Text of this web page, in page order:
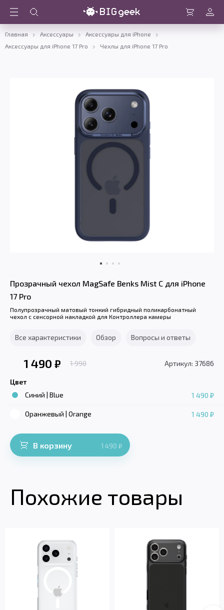
Войти
Главная Аксессуары
Аксессуары для iPhone
Аксессуары для iPhone 17 Pro
Чехлы для iPhone 17 Pro
Прозрачный чехол MagSafe Benks Mist C для iPhone
17 Pro
Полупрозрачный матовый тонкий гибридный поликарбонатный
чехол с сенсорной накладкой для Контроллера камеры
Все характеристики Обзор Вопросы и ответы
1 490 ₽ 1 990 Артикул: 37686
Цвет
Синий | Blue
1 490 ₽
Оранжевый | Orange 1 490 ₽
В корзину 1 490 ₽
Похожие товары